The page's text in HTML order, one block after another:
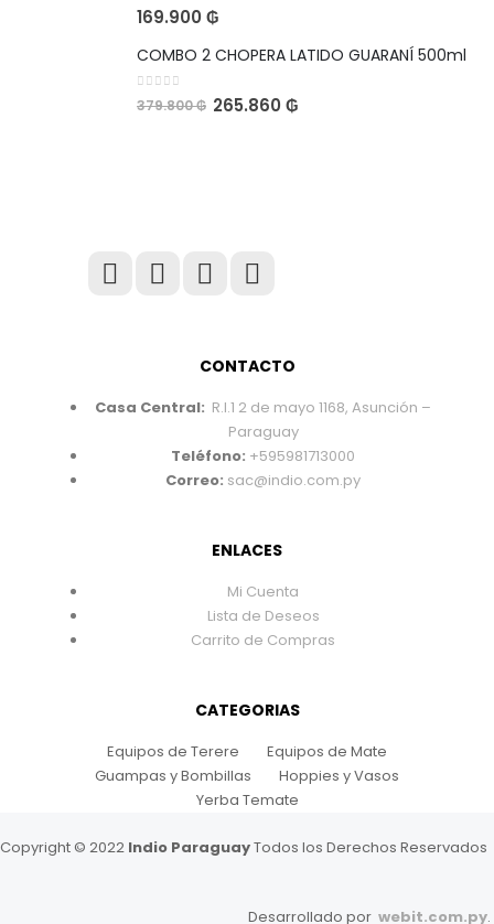
0out of 5
169.900 ₲
COMBO 2 CHOPERA LATIDO GUARANÍ 500ml
0 out of 5
379.800₲ 265.860 ₲
CONTACTO
Casa Central: R.I.1 2 de mayo 1168, Asunción –
Paraguay
Teléfono: +595981713000
Correo: sac@indio.com.py
ENLACES
Mi Cuenta
Lista de Deseos
Carrito de Compras
CATEGORIAS
Equipos de Terere
Equipos de Mate
Guampas y Bombillas
Hoppies y Vasos
Yerba Temate
Copyright © 2022 Indio ParaguayTodos los Derechos Reservados
Desarrollado por webit.com.py.